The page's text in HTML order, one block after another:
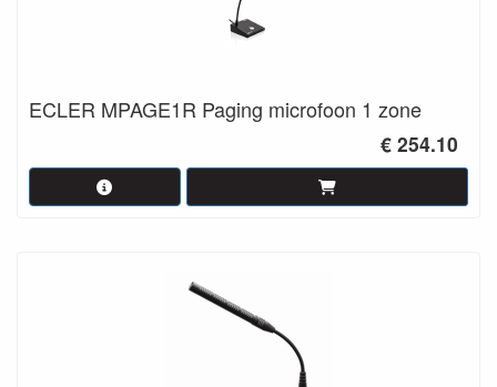
ECLER MPAGE1R Paging microfoon 1 zone
€ 254.10